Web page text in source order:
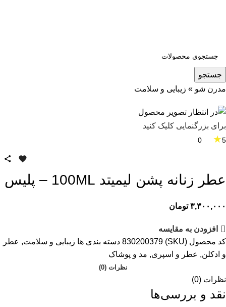
جستجو
مدرن شو » زیبایی و سلامت
برای بزرگنمایی کلیک کنید
5
★
عطر زنانه پشن لیمیتد 100ML – پلیس
۳,۳۰۰,۰۰۰ تومان
افزودن به مقایسه
کد محصول (SKU)
830200379 دسته بندی ها زیبایی و سلامت, عطر
و ادکلن, عطر و اسپری, مد و پوشاک
نظرات (0)
نظرات (0)
نقد و بررسی‌ها